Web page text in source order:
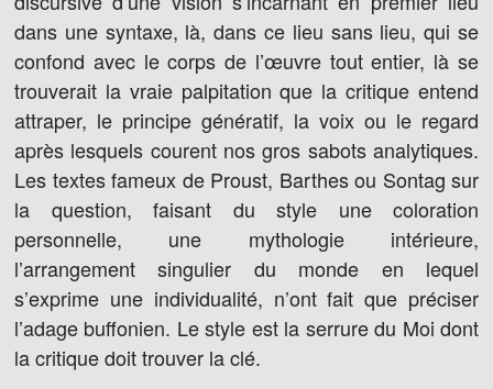
dans une syntaxe, là, dans ce lieu sans lieu, qui se
confond avec le corps de l’œuvre tout entier, là se
trouverait la vraie palpitation que la critique entend
attraper, le principe génératif, la voix ou le regard
après lesquels courent nos gros sabots analytiques.
Les textes fameux de Proust, Barthes ou Sontag sur
la question, faisant du style une coloration
personnelle, une mythologie intérieure,
l’arrangement singulier du monde en lequel
s’exprime une individualité, n’ont fait que préciser
l’adage buffonien. Le style est la serrure du Moi dont
la critique doit trouver la clé.